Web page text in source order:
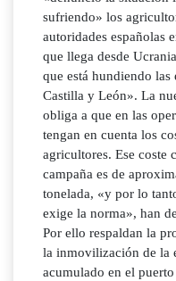
sufriendo» los
autoridades españolas
que llega desde
que está hundiendo las
Castilla y León». La
obliga a que en las
tengan en cuenta los
agricultores. Ese coste
campaña es de
tonelada, «y por lo
exige la norma», han
Por ello respaldan la
la inmovilización de la
acumulado en el